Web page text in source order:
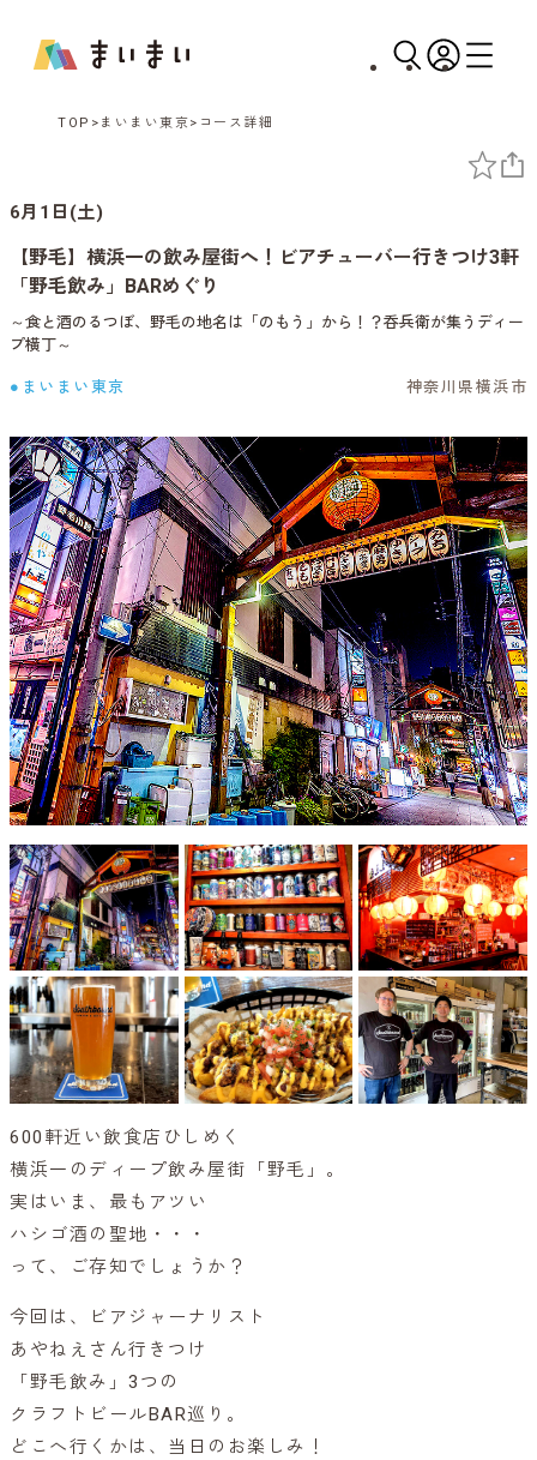
TOP まいまい東京 コース詳細
6月1日(土)
【野毛】横浜一の飲み屋街へ！ビアチューバー行きつけ3軒
「野毛飲み」BARめぐり
～食と酒のるつぼ、野毛の地名は「のもう」から！？呑兵衛が集うディー
プ横丁～
●まいまい東京 神奈川県横浜市
600軒近い飲食店ひしめく
横浜一のディープ飲み屋街「野毛」。
実はいま、最もアツい
ハシゴ酒の聖地・・・
って、ご存知でしょうか？
今回は、ビアジャーナリスト
あやねえさん行きつけ
「野毛飲み」3つの
クラフトビールBAR巡り。
どこへ行くかは、当日のお楽しみ！